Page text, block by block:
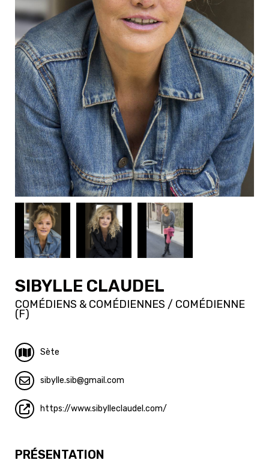
SIBYLLE CLAUDEL
COMÉDIENS & COMÉDIENNES / COMÉDIENNE
(F)
Sète
sibylle.sib gmail.com
https://www.sibylleclaudel.com/
PRÉSENTATION